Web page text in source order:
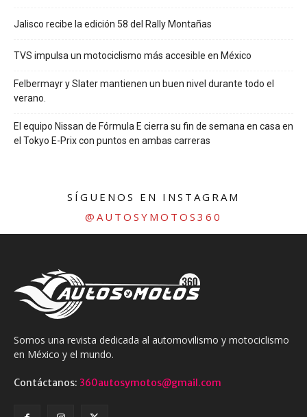
Jalisco recibe la edición 58 del Rally Montañas
TVS impulsa un motociclismo más accesible en México
Felbermayr y Slater mantienen un buen nivel durante todo el
verano.
El equipo Nissan de Fórmula E cierra su fin de semana en casa en
el Tokyo E-Prix con puntos en ambas carreras
SÍGUENOS EN INSTAGRAM
@AUTOSYMOTOS360
Somos una revista dedicada al automovilismo y motociclismo
en México y el mundo.
Contáctanos: 360autosymotos@gmail.com